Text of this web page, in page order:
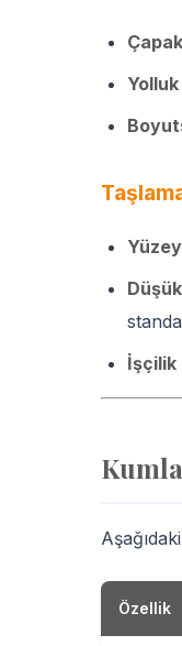
Yüzey
İşçilik
Özellik